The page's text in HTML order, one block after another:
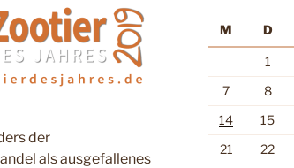
der
als ausgefallenes
M
D
1
7
8
14
15
21
22